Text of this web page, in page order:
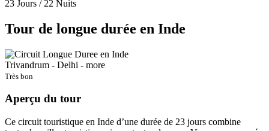
23 Jours / 22 Nuits
Tour de longue durée en Inde
Trivandrum - Delhi - more
Très bon
Aperçu du tour
Ce circuit touristique en Inde d’une durée de 23 jours combine